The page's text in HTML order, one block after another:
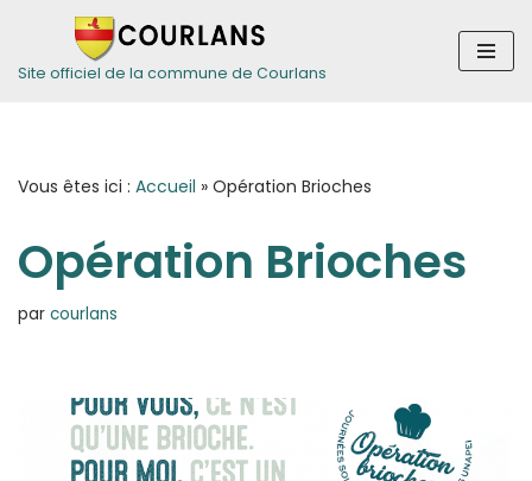
Aller
Site officiel de la commune de Courlans
Vous êtes ici : Accueil » Opération Brioches
Opération Brioches
par courlans